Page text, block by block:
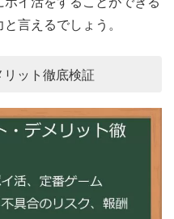
言えるでしょう。
ット徹底検証